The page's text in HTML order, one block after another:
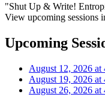
"Shut Up & Write!
View upcoming sessions
Upcoming
August 12, 2026 at
August 19, 2026 at
August 26, 2026 at